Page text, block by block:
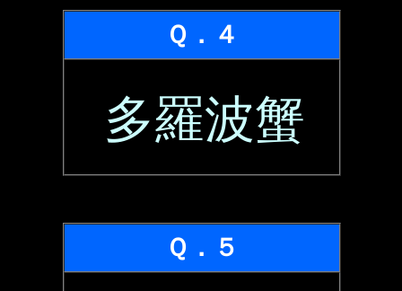
Ｑ．４
多羅波蟹
Ｑ．５